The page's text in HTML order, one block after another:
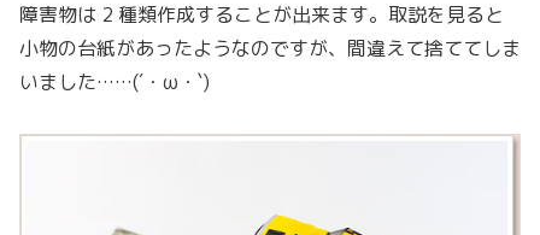
障害物は 2 種類作成することが出来ます。取説を見ると
小物の台紙があったようなのですが、間違えて捨ててしま
いました……(´・ω・`)